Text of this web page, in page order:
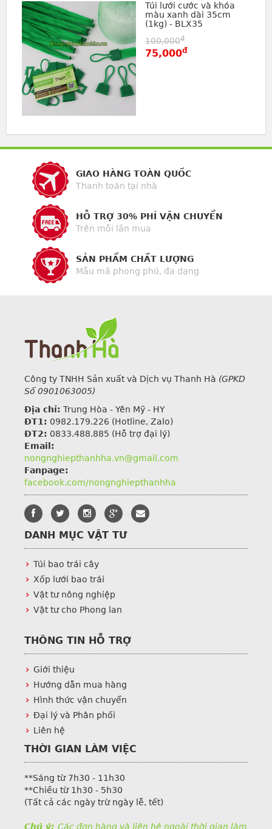
Túi lưới cước và khóa
màu xanh dài 35cm
(1kg) - BLX35
100,000đ
75,000đ
GIAO HÀNG TOÀN QUỐC
Thanh toán tại nhà
HỖ TRỢ 30% PHÍ VẬN CHUYỂN
Trên mỗi lần mua
SẢN PHẨM CHẤT LƯỢNG
Mẫu mã phong phú, đa dạng
Công ty TNHH Sản xuất và Dịch vụ Thanh Hà (GPKD
Số 0901063005)
Địa chỉ: Trung Hòa - Yên Mỹ - HY
ĐT1: 0982.179.226 (Hotline, Zalo)
ĐT2: 0833.488.885 (Hỗ trợ đại lý)
Email:
nongnghiepthanhha.vn@gmail.com
Fanpage:
facebook.com/nongnghiepthanhha
DANH MỤC VẬT TƯ
Túi bao trái cây
Xốp lưới bao trái
Vật tư nông nghiệp
Vật tư cho Phong lan
THÔNG TIN HỖ TRỢ
Giới thiệu
Hướng dẫn mua hàng
Hình thức vận chuyển
Đại lý và Phân phối
Liên hệ
THỜI GIAN LÀM VIỆC
**Sáng từ 7h30 - 11h30
**Chiều từ 1h30 - 5h30
(Tất cả các ngày trừ ngày lễ, tết)
Chú ý: Các đơn hàng và liên hệ ngoài thời gian làm